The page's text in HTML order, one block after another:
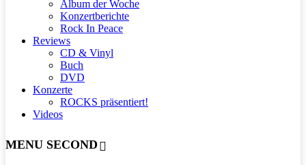
Album der Woche
Konzertberichte
Rock In Peace
Reviews
CD & Vinyl
Buch
DVD
Konzerte
ROCKS präsentiert!
Videos
MENU SECOND